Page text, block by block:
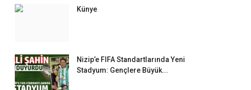
Künye
Nizip’e FIFA Standartlarında Yeni
Stadyum: Gençlere Büyük...